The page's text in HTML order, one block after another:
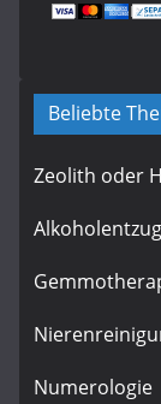
Beliebte
Zeolith oder
Numerologie